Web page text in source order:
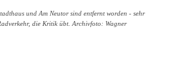
und Am Neutor sind entfernt worden - sehr
die Kritik übt. Archivfoto: Wagner